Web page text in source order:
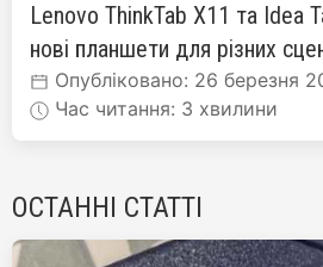
Lenovo ThinkTab X11 та Idea
нові планшети для різних
Опубліковано: 26 березня
Час читання: 3 хвилини
ОСТАННІ СТАТТІ